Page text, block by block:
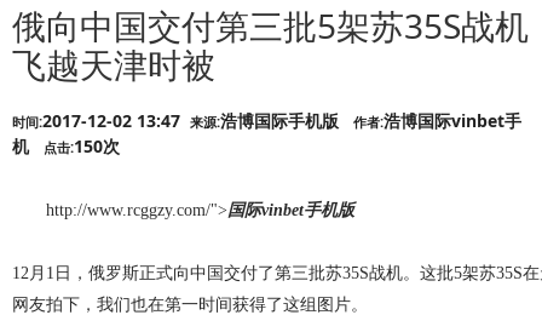
俄向中国交付第三批5架苏35S战机
飞越天津时被
时间:2017-12-02 13:47 来源:浩博国际手机版 作者:浩博国际vinbet手
机
点击:150次
http://www.rcggzy.com/">国际vinbet手机版
12月1日，俄罗斯正式向中国交付了第三批苏35S战机。这批5架苏35S
网友拍下，我们也在第一时间获得了这组图片。